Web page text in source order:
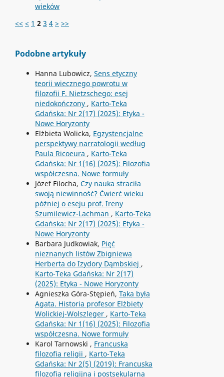
wieków
<< < 1 2 3 4 > >>
Podobne artykuły
Hanna Lubowicz, Sens etyczny
teorii wiecznego powrotu w
filozofii F. Nietzschego: esej
niedokończony , Karto-Teka
Gdańska: Nr 2(17) (2025): Etyka -
Nowe Horyzonty
Elżbieta Wolicka, Egzystencjalne
perspektywy narratologii według
Paula Ricoeura , Karto-Teka
Gdańska: Nr 1(16) (2025): Filozofia
współczesna. Nowe formuły
Józef Filocha, Czy nauka straciła
swoją niewinność? Ćwierć wieku
później o eseju prof. Ireny
Szumilewicz-Lachman , Karto-Teka
Gdańska: Nr 2(17) (2025): Etyka -
Nowe Horyzonty
Barbara Judkowiak, Pięć
nieznanych listów Zbigniewa
Herberta do Izydory Dąmbskiej ,
Karto-Teka Gdańska: Nr 2(17)
(2025): Etyka - Nowe Horyzonty
Agnieszka Góra-Stępień, Taka była
Agata. Historia profesor Elżbiety
Wolickiej-Wolszleger , Karto-Teka
Gdańska: Nr 1(16) (2025): Filozofia
współczesna. Nowe formuły
Karol Tarnowski , Francuska
filozofia religii , Karto-Teka
Gdańska: Nr 2(5) (2019): Francuska
filozofia religijna i postsekularna